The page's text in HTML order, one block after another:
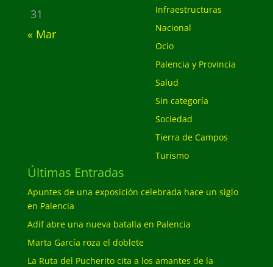
31
« Mar
Infraestructuras
Nacional
Ocio
Palencia y Provincia
Salud
Sin categoría
Sociedad
Tierra de Campos
Turismo
Últimas Entradas
Apuntes de una exposición celebrada hace un siglo
en Palencia
Adif abre una nueva batalla en Palencia
Marta García roza el doblete
La Ruta del Pucherito cita a los amantes de la